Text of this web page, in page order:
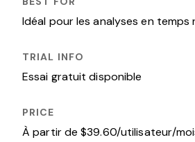
Idéal pour les analyses en temps
Essai gratuit disponible
À partir de $39.60/utilisateur/